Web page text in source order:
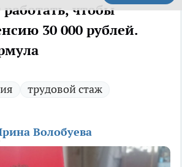
работать, чтобы
30 000 рублей.
трудовой стаж
Волобуева